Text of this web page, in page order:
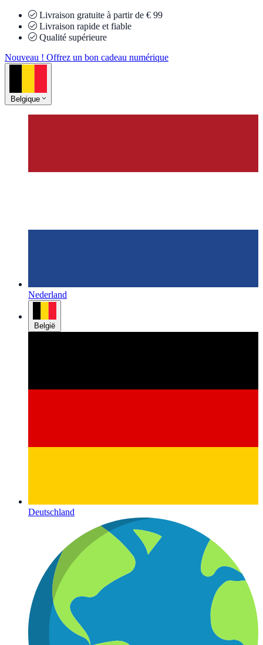
Livraison gratuite à partir de € 99
Livraison rapide et fiable
Qualité supérieure
Nouveau ! Offrez un bon cadeau numérique
Belgique
Nederland
België
Deutschland